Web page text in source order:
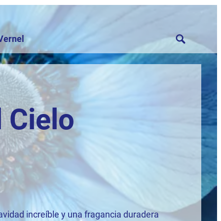
Cielo
increíble y una fragancia duradera